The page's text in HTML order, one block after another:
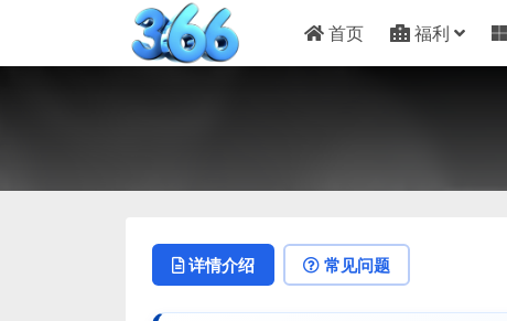
首页 福利
详情介绍 常见问题